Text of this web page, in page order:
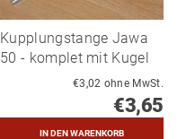
Kupplungstange Jawa
50 - komplet mit Kugel
€3,02 ohne MwSt.
€3,65